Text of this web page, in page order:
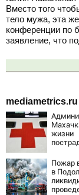
Вместо того
тело мужа, эта
конференции по
заявление, что
mediametrics.ru
жизни
лифта
Пожар
в